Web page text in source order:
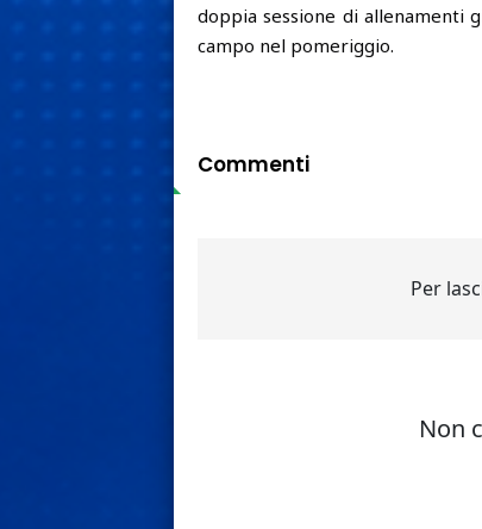
doppia sessione di allenamenti
campo nel pomeriggio.
Commenti